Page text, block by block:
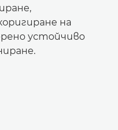
на
устойчиво